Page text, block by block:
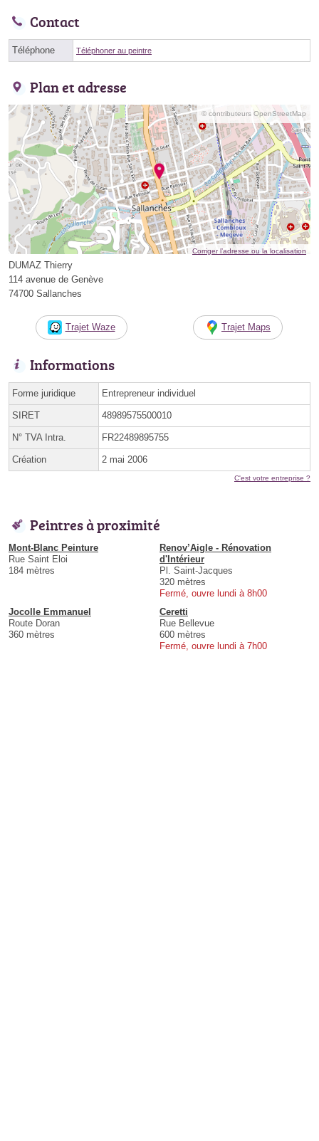
Contact
Téléphone Téléphoner au peintre
Plan et adresse
© contributeurs OpenStreetMap
Corriger l’adresse ou la localisation
DUMAZ Thierry
114 avenue de Genève
74700 Sallanches
Trajet Waze Trajet Maps
Informations
Forme juridique Entrepreneur individuel
SIRET 48989575500010
N° TVA Intra. FR22489895755
Création 2 mai 2006
C'est votre entreprise ?
Peintres à proximité
Mont-Blanc Peinture
Rue Saint Eloi
184 mètres
Renov’Aigle - Rénovation
d'Intérieur
Pl. Saint-Jacques
320 mètres
Fermé, ouvre lundi à 8h00
Jocolle Emmanuel
Route Doran
360 mètres
Ceretti
Rue Bellevue
600 mètres
Fermé, ouvre lundi à 7h00